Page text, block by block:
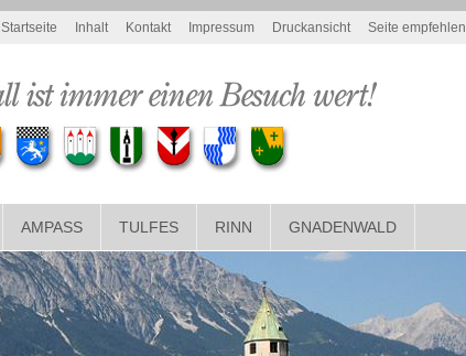
Startseite Inhalt Kontakt Impressum Druckansicht Seite empfehlen
AMPASS TULFES RINN GNADENWALD